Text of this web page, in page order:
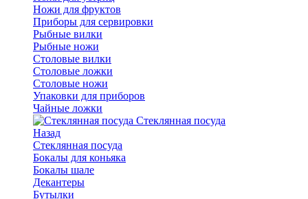
Ножи для фруктов
Приборы для сервировки
Рыбные вилки
Рыбные ножи
Столовые вилки
Столовые ложки
Столовые ножи
Упаковки для приборов
Чайные ложки
Стеклянная посуда
Назад
Стеклянная посуда
Бокалы для коньяка
Бокалы шале
Декантеры
Бутылки